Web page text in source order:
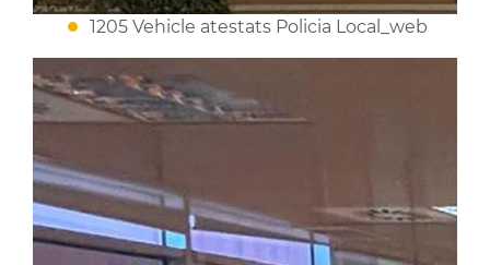
1205 Vehicle atestats Policia Local_web